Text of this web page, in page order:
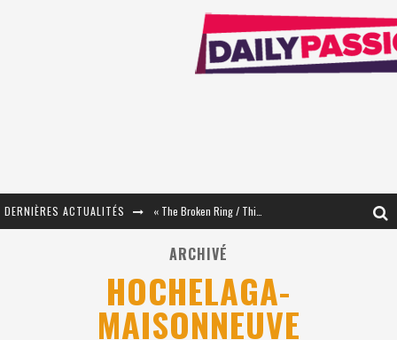
DERNIÈRES ACTUALITÉS
Star Fox
ARCHIVÉ
HOCHELAGA-
MAISONNEUVE